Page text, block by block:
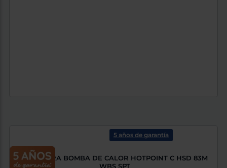
5 años de garantía
SECADORA BOMBA DE CALOR HOTPOINT C HSD 83M
WBS SPT